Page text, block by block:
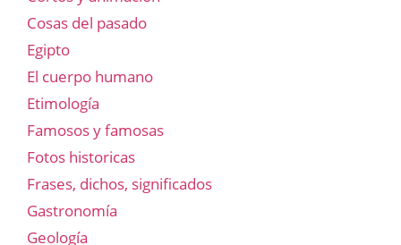
Cosas del pasado
Egipto
El cuerpo humano
Etimología
Famosos y famosas
Fotos historicas
Frases, dichos, significados
Gastronomía
Geología